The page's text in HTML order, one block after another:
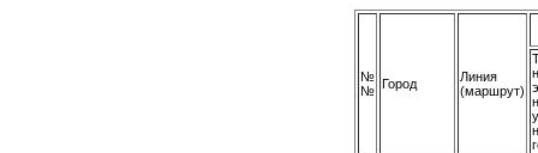
№
№ Город
Линия
(маршрут)